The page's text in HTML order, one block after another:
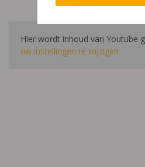
Hier wordt inhoud van Youtube
uw instellingen te wijzigen